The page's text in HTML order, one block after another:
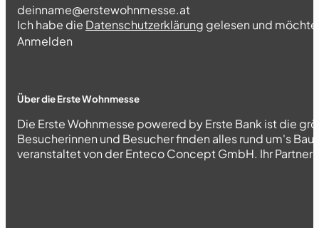
Section
Ich habe die Datenschutzerklärung gelesen und
Abschnitt
Anmelden
Über die Erste Wohnmesse
Die Erste Wohnmesse powered by Erste Bank ist die
Besucherinnen und Besucher finden alles rund um's
veranstaltet von der Enteco Concept GmbH. Ihr Partner